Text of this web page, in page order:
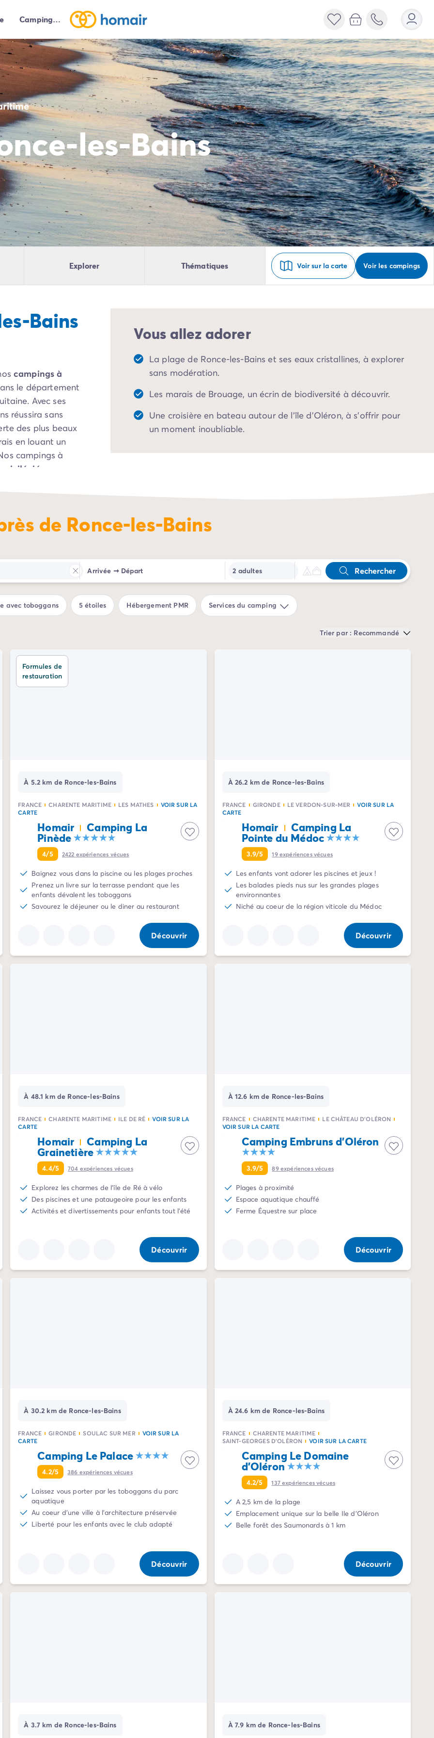
Campings autour de moi
les-Bains
Explorer Thématiques Voir sur la carte Voir les campings
Bains
campings à
le département
Avec ses
réussira sans
des plus beaux
en louant un
campings à
privilégié
couple ou entre
Vous allez adorer
La plage de Ronce-les-Bains et ses eaux cristallines, à explorer
sans modération.
Les marais de Brouage, un écrin de biodiversité à découvrir.
Une croisière en bateau autour de l’île d’Oléron, à s’offrir pour
un moment inoubliable.
de Ronce-les-Bains
Arrivée ➞ Départ 2 adultes Rechercher
avec toboggans 5 étoiles Hébergement PMR Services du camping
Trier par : Recommandé
Formules de
restauration
À 5.2 km de Ronce-les-Bains
FRANCE CHARENTE MARITIME LES MATHES
VOIR SUR LA
CARTE
Homair Camping La
Pinède
4/5 2422 expériences vécues
Baignez vous dans la piscine ou les plages proches
Prenez un livre sur la terrasse pendant que les
enfants dévalent les toboggans
Savourez le déjeuner ou le diner au restaurant
Découvrir
À 26.2 km de Ronce-les-Bains
FRANCE GIRONDE LE VERDON-SUR-MER
VOIR SUR LA
CARTE
Homair Camping La
Pointe du Médoc
3.9/5 19expériences vécues
Les enfants vont adorer les piscines et jeux !
Les balades pieds nus sur les grandes plages
environnantes
Niché au coeur de la région viticole du Médoc
Découvrir
À 48.1 km de Ronce-les-Bains
FRANCE CHARENTE MARITIME ILE DE RÉ
VOIR SUR LA
CARTE
Homair Camping La
Grainetière
4.4/5 704 expériences vécues
Explorez les charmes de l'île de Ré à vélo
Des piscines et une pataugeoire pour les enfants
Activités et divertissements pour enfants tout l'été
Découvrir
À 12.6 km de Ronce-les-Bains
FRANCE CHARENTE MARITIME
LE CHÂTEAU D'OLÉRON
VOIR SUR LA CARTE
Camping Embruns d'Oléron
3.9/5 89expériences vécues
Plages à proximité
Espace aquatique chauffé
Ferme Équestre sur place
Découvrir
À 30.2 km de Ronce-les-Bains
FRANCE GIRONDE SOULAC SUR MER
VOIR SUR LA
CARTE
Camping Le Palace
4.2/5 386 expériences vécues
Laissez vous porter par les toboggans du parc
aquatique
Au coeur d'une ville à l'architecture préservée
Liberté pour les enfants avec le club adapté
Découvrir
À 24.6 km de Ronce-les-Bains
FRANCE
CHARENTE MARITIME
SAINT-GEORGES D'OLÉRON
VOIR SUR LA CARTE
Camping Le Domaine
d'Oléron
4.2/5 137expériences vécues
A 2,5 km de la plage
Emplacement unique sur la belle Ile d'Oléron
Belle forêt des Saumonards à 1 km
Découvrir
À 3.7 km de Ronce-les-Bains À 7.9 km de Ronce-les-Bains